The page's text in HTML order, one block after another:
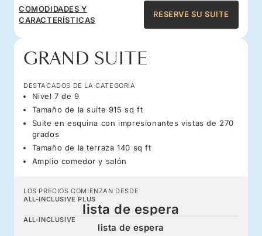
COMODIDADES Y
CARACTERÍSTICAS
RESERVE SU SUITE
GRAND SUITE
DESTACADOS DE LA CATEGORÍA
Nivel 7 de 9
Tamaño de la suite 915 sq ft
Suite en esquina con impresionantes vistas de 270
grados
Tamaño de la terraza 140 sq ft
Amplio comedor y salón
LOS PRECIOS COMIENZAN DESDE
ALL-INCLUSIVE PLUS
lista de espera
ALL-INCLUSIVE
lista de espera